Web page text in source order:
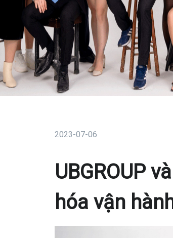
2023-07-06
UBGROUP
hóa vận